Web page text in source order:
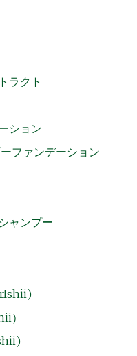
ラクト
ション
ファンデーション
ャンプー
）